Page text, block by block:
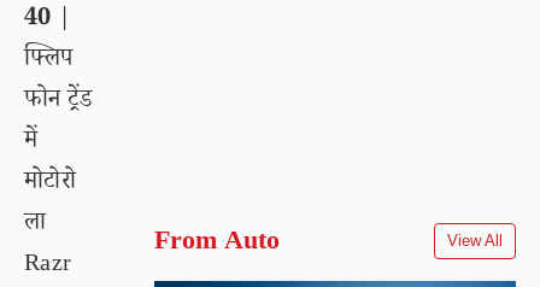
40 |
फ्लिप
फोन ट्रेंड
में
मोटोरो
ला
Razr
From Auto View All